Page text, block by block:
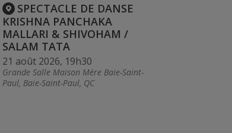
SPECTACLE DE DANSE
KRISHNA PANCHAKA
MALLARI & SHIVOHAM /
SALAM TATA
21 août 2026, 19h30
Grande Salle Maison Mère Baie-Saint-
Paul, Baie-Saint-Paul, QC